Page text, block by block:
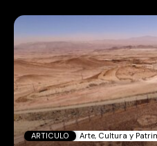
ARTICULO Arte, Cultura y